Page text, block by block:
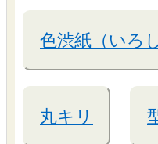
色渋紙（いろ
丸キリ